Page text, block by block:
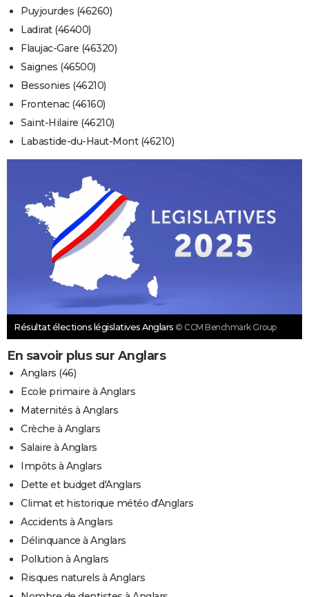
Puyjourdes (46260)
Ladirat (46400)
Flaujac-Gare (46320)
Saignes (46500)
Bessonies (46210)
Frontenac (46160)
Saint-Hilaire (46210)
Labastide-du-Haut-Mont (46210)
Résultat élections législatives Anglars © CCM Benchmark Group
En savoir plus sur Anglars
Anglars (46)
Ecole primaire à Anglars
Maternités à Anglars
Crèche à Anglars
Salaire à Anglars
Impôts à Anglars
Dette et budget d'Anglars
Climat et historique météo d'Anglars
Accidents à Anglars
Délinquance à Anglars
Pollution à Anglars
Risques naturels à Anglars